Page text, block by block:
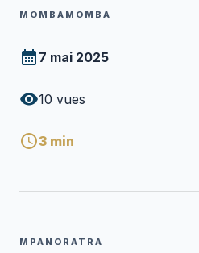
MOMBAMOMBA
7 mai 2025
10 vues
3 min
MPANORATRA